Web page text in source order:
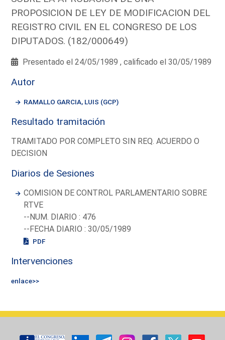
PROPOSICION DE LEY DE MODIFICACION DEL
REGISTRO CIVIL EN EL CONGRESO DE LOS
DIPUTADOS. (182/000649)
Presentado el 24/05/1989 , calificado el 30/05/1989
Autor
RAMALLO GARCIA, LUIS (GCP)
Resultado tramitación
TRAMITADO POR COMPLETO SIN REQ. ACUERDO O
DECISION
Diarios de Sesiones
COMISION DE CONTROL PARLAMENTARIO SOBRE
RTVE
--NUM. DIARIO : 476
--FECHA DIARIO : 30/05/1989
PDF
Intervenciones
enlace>>